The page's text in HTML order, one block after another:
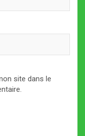
site dans le